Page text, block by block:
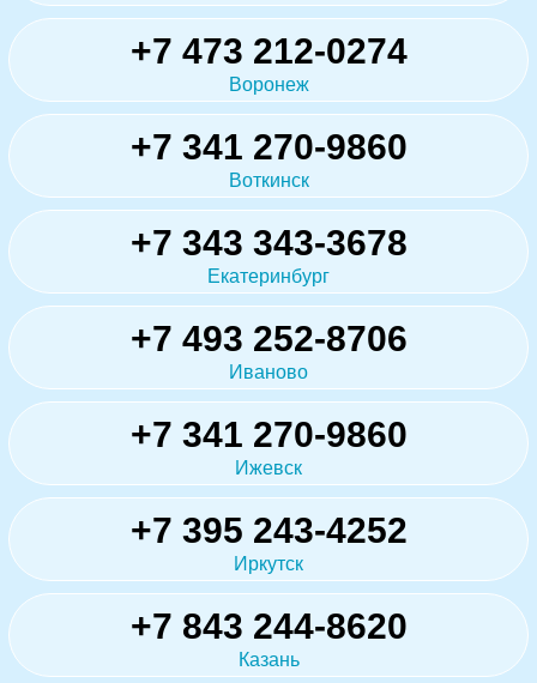
+7 473 212-0274
Воронеж
+7 341 270-9860
Воткинск
+7 343 343-3678
Екатеринбург
+7 493 252-8706
Иваново
+7 341 270-9860
Ижевск
+7 395 243-4252
Иркутск
+7 843 244-8620
Казань